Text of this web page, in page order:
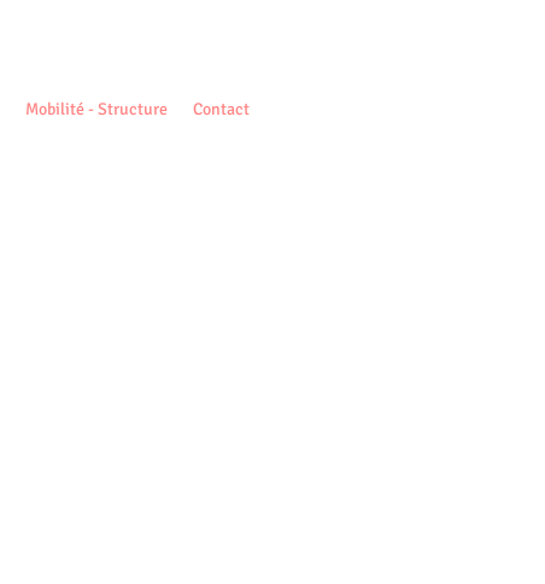
Mobilité - Structure Contact